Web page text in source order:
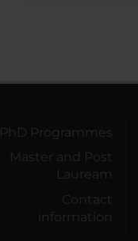
PhD Programmes
Master and Post
Lauream
Contact
information